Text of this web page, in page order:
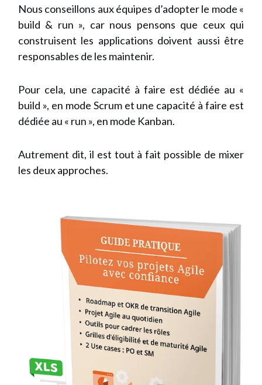
Nous conseillons aux équipes d’adopter le mode «
build & run », car nous pensons que ceux qui
construisent les applications doivent aussi être
responsables de les maintenir.
Pour cela, une capacité à faire est dédiée au «
build », en mode Scrum et une capacité à faire est
dédiée au « run », en mode Kanban.
Autrement dit, il est tout à fait possible de mixer
les deux approches.